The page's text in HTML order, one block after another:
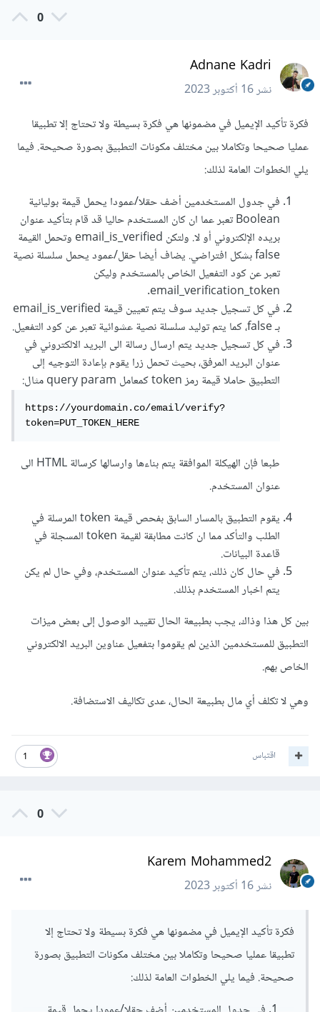
0
Adnane Kadri
نشر16 أكتوبر 2023
فكرة تأكيد الإيميل في مضمونها هي فكرة بسيطة ولا تحتاج إلا تطبيقا
عمليا صحيحا وتكاملا بين مختلف مكونات التطبيق بصورة صحيحة. فيما
يلي الخطوات العامة لذلك:
في جدول المستخدمين أضف حقلا/عمودا يحمل قيمة بوليانية
Boolean تعبر عما ان كان المستخدم حاليا قد قام بتأكيد عنوان
بريده الإلكتروني أو لا. ولتكن email_is_verified وتحمل القيمة
false بشكل افتراضي. يضاف أيضا حقل/عمود يحمل سلسلة نصية
تعبر عن كود التفعيل الخاص بالمستخدم وليكن
email_verification_token.
في كل تسجيل جديد سوف يتم تعيين قيمة email_is_verified
بـ false، كما يتم توليد سلسلة نصية عشوائية تعبر عن كود التفعيل.
في كل تسجيل جديد يتم ارسال رسالة الى البريد الالكتروني في
عنوان البريد المرفق، بحيث تحمل زرا يقوم بإعادة التوجيه إلى
التطبيق حاملا قيمة رمز token كمعامل query param مثال:
https://yourdomain.co/email/verify?
token=PUT_TOKEN_HERE
طبعا فإن الهيكلة الموافقة يتم بناءها وارسالها كرسالة HTML الى
عنوان المستخدم.
يقوم التطبيق بالمسار السابق بفحص قيمة token المرسلة في
الطلب والتأكد مما ان كانت مطابقة لقيمة token المسجلة في
قاعدة البيانات.
في حال كان ذلك، يتم تأكيد عنوان المستخدم، وفي حال لم يكن
يتم اخبار المستخدم بذلك.
بين كل هذا وذاك، يجب بطبيعة الحال تقييد الوصول إلى بعض ميزات
التطبيق للمستخدمين الذين لم يقوموا بتفعيل عناوين البريد الالكتروني
الخاص بهم.
وهي لا تكلف أي مال بطبيعة الحال، عدى تكاليف الاستضافة.
1 اقتباس
0
Karem Mohammed2
نشر16 أكتوبر 2023
فكرة تأكيد الإيميل في مضمونها هي فكرة بسيطة ولا تحتاج إلا
تطبيقا عمليا صحيحا وتكاملا بين مختلف مكونات التطبيق بصورة
صحيحة. فيما يلي الخطوات العامة لذلك: